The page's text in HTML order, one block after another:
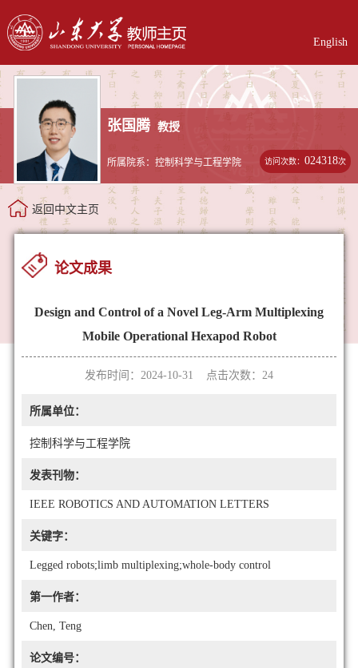
English
张国腾 教授
所属院系：控制科学与工程学院 访问次数：024318次
返回中文主页
论文成果
Design and Control of a Novel Leg-Arm Multiplexing
Mobile Operational Hexapod Robot
发布时间：2024-10-31 点击次数： 24
所属单位：
控制科学与工程学院
发表刊物：
IEEE ROBOTICS AND AUTOMATION LETTERS
关键字：
Legged robots;limb multiplexing;whole-body control
第一作者：
Chen, Teng
论文编号：